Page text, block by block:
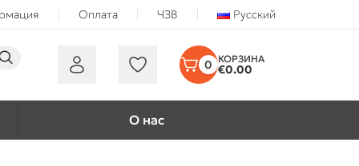
Оплата ЧЗВ Русский
0 €0.00
О нас